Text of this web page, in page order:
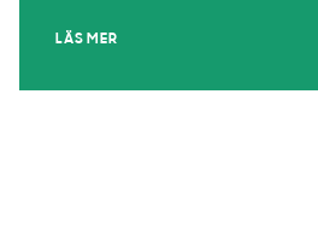
LÄS MER